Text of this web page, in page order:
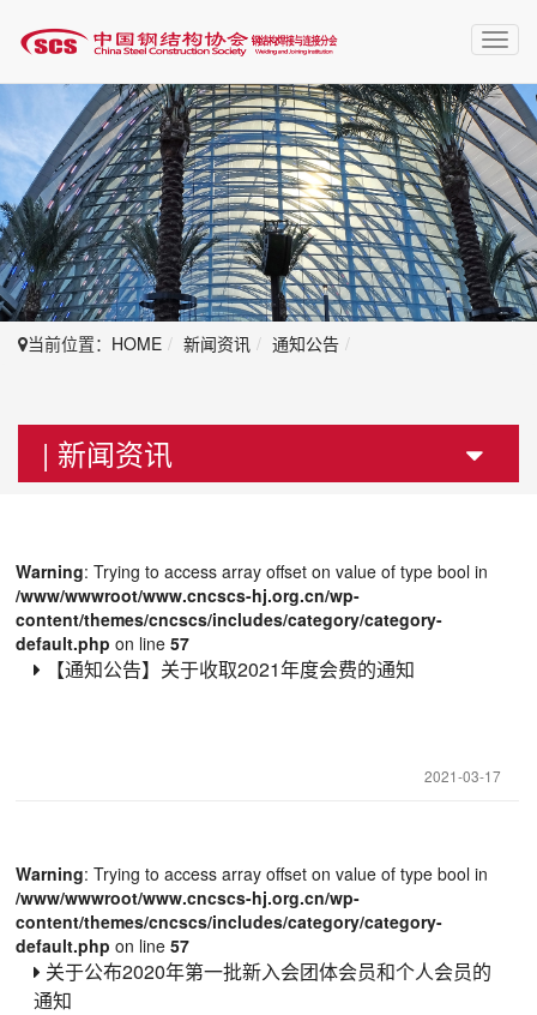
当前位置： HOME 新闻资讯 通知公告
| 新闻资讯
Warning: Trying to access array offset on value of type bool in
/www/wwwroot/www.cncscs-hj.org.cn/wp-
content/themes/cncscs/includes/category/category-
default.php on line57
【通知公告】关于收取2021年度会费的通知
2021-03-17
Warning: Trying to access array offset on value of type bool in
/www/wwwroot/www.cncscs-hj.org.cn/wp-
content/themes/cncscs/includes/category/category-
default.php on line57
关于公布2020年第一批新入会团体会员和个人会员的
通知